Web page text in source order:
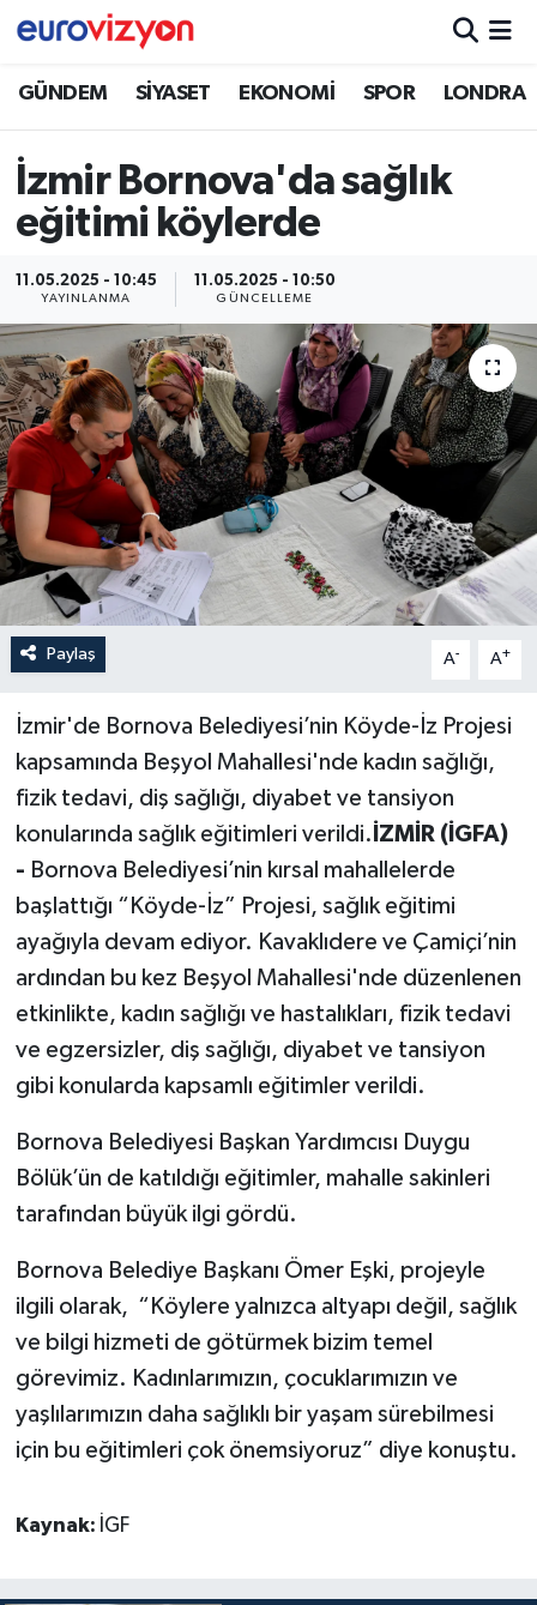
GÜNDEM SİYASET EKONOMİ SPOR LONDRA
İzmir Bornova'da sağlık
eğitimi köylerde
11.05.2025 - 10:45
YAYINLANMA
11.05.2025 - 10:50
GÜNCELLEME
Paylaş A- A+
İzmir'de Bornova Belediyesi’nin Köyde-İz Projesi
kapsamında Beşyol Mahallesi'nde kadın sağlığı,
fizik tedavi, diş sağlığı, diyabet ve tansiyon
konularında sağlık eğitimleri verildi. İZMİR (İGFA)
- Bornova Belediyesi’nin kırsal mahallelerde
başlattığı “Köyde-İz” Projesi, sağlık eğitimi
ayağıyla devam ediyor. Kavaklıdere ve Çamiçi’nin
ardından bu kez Beşyol Mahallesi'nde düzenlenen
etkinlikte, kadın sağlığı ve hastalıkları, fizik tedavi
ve egzersizler, diş sağlığı, diyabet ve tansiyon
gibi konularda kapsamlı eğitimler verildi.
Bornova Belediyesi Başkan Yardımcısı Duygu
Bölük’ün de katıldığı eğitimler, mahalle sakinleri
tarafından büyük ilgi gördü.
Bornova Belediye Başkanı Ömer Eşki, projeyle
ilgili olarak, “Köylere yalnızca altyapı değil, sağlık
ve bilgi hizmeti de götürmek bizim temel
görevimiz. Kadınlarımızın, çocuklarımızın ve
yaşlılarımızın daha sağlıklı bir yaşam sürebilmesi
için bu eğitimleri çok önemsiyoruz” diye konuştu.
Kaynak: İGF